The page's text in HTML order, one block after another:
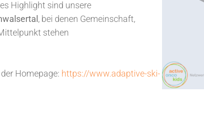
Highlight sind unsere
, bei denen Gemeinschaft,
stehen
Homepage: https://www.adaptive-ski-